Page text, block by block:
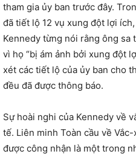
tham gia ủy ban trước đây.
đã tiết lộ 12 vụ xung đột lợi
Kennedy từng nói rằng ông sa
vì họ “bị ám ảnh bởi xung đột
xét các tiết lộ của ủy ban cho
đều đã được thông báo.
Sự hoài nghi của Kennedy về
tế. Liên minh Toàn cầu về
được công nhận là một trong